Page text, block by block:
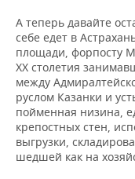
А теперь давайте
себе едет в
площади, форпосту
ХХ столетия
между
руслом Казанки и
пойменная низина,
крепостных стен,
выгрузки,
шедшей как на